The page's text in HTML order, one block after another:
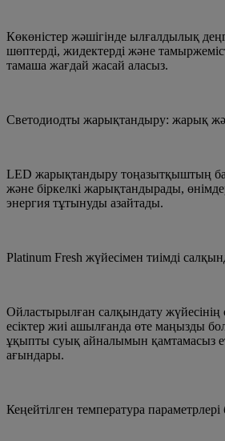
Көкөністер жәшігінде ылғалдылық
шөптерді, жидектерді және
тамаша жағдай жасай аласыз.
Светодиодты жарықтандыру: жарық
LED жарықтандыру тоңазытқыштың
және біркелкі жарықтандырады,
энергия тұтынуды азайтады.
Platinum Fresh жүйесімен тиімді
Ойластырылған салқындату
есіктер жиі ашылғанда өте маңызды
ұқыпты суық айналымын қамтамасыз
ағындары.
Кеңейтілген температура параметрлері